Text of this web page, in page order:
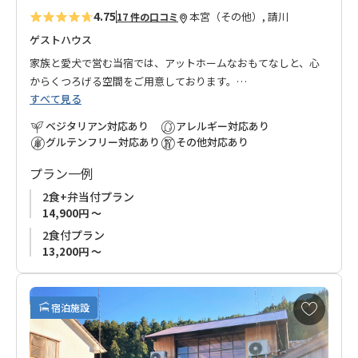
4.7517 件の口コミ
本宮（その他）, 請川
ゲストハウス
家族と愛犬で営む当宿では、アットホームなおもてなしと、心
からくつろげる空間をご用意しております。
旅の疲れを癒し、夜には満天の星空が広がり、自然と一体にな
るような特別な時間をお楽しみいただけます。
食事は地元の旬の食材をふんだんに使用し、「地産地消」をモ
ットーにしています。
ベジタリアンやその他の食事制限にも柔軟に対応し、皆さまに
安心してお楽しみいただけます。
熊野古道を歩き、心と体をリフレッシュした後は、「BOND」で
【ご注意】
常駐の犬がおります。
犬アレルギーをお持ちの場合や、苦手な方はご利用をご遠慮く
すべて見る
ベジタリアン対応あり
グルテンフリー対応あり
アレルギー対応あり
その他対応あり
プラン一例
2食+弁当付プラン
14,900円 ～
2食付プラン
13,200円 ～
宿泊施設
お
気
に
入